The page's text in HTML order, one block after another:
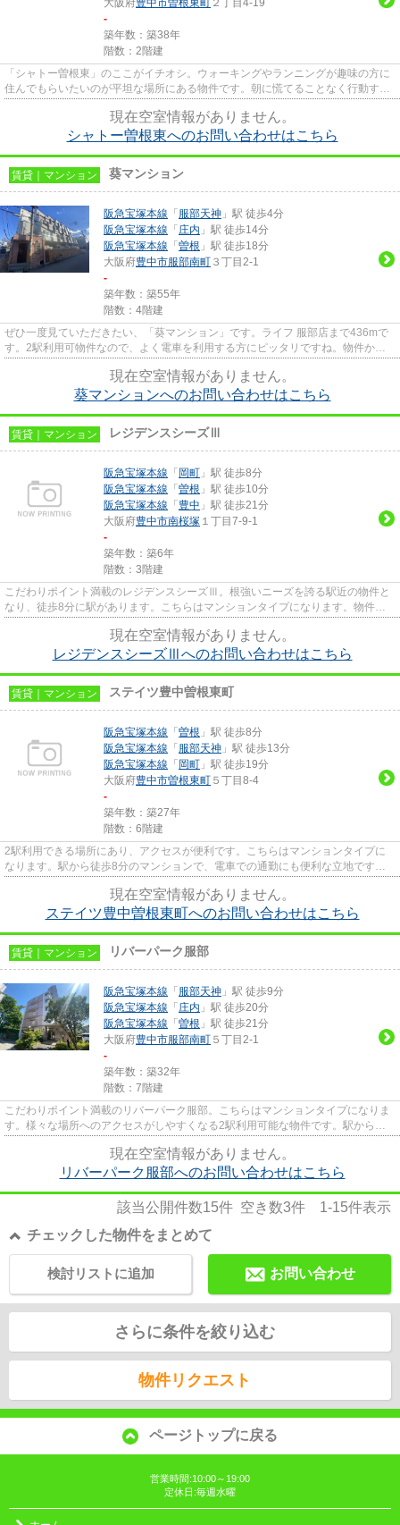
大阪府豊中市曽根東町 ２丁目4-19
-
築年数：築38年
階数：2階建
「シャトー曽根東」のここがイチオシ。ウォーキングやランニングが趣味の方に
住んでもらいたいのが平坦な場所にある物件です。朝に慌てることなく行動する
現在空室情報がありません。
シャトー曽根東へのお問い合わせはこちら
賃貸｜マンション 葵マンション
阪急宝塚本線 「 服部天神 」駅 徒歩4分
阪急宝塚本線 「 庄内 」駅 徒歩14分
阪急宝塚本線 「 曽根 」駅 徒歩18分
大阪府豊中市服部南町 ３丁目2-1
-
築年数：築55年
階数：4階建
ぜひ一度見ていただきたい、「葵マンション」です。ライフ 服部店まで436mで
す。2駅利用可物件なので、よく電車を利用する方にピッタリですね。物件から
現在空室情報がありません。
葵マンションへのお問い合わせはこちら
賃貸｜マンション レジデンスシーズⅢ
阪急宝塚本線 「 岡町 」駅 徒歩8分
阪急宝塚本線 「 曽根 」駅 徒歩10分
阪急宝塚本線 「 豊中 」駅 徒歩21分
大阪府豊中市南桜塚 １丁目7-9-1
-
築年数：築6年
階数：3階建
こだわりポイント満載のレジデンスシーズⅢ。根強いニーズを誇る駅近の物件と
なり、徒歩8分に駅があります。こちらはマンションタイプになります。物件の
現在空室情報がありません。
レジデンスシーズⅢへのお問い合わせはこちら
賃貸｜マンション ステイツ豊中曽根東町
阪急宝塚本線 「 曽根 」駅 徒歩8分
阪急宝塚本線 「 服部天神 」駅 徒歩13分
阪急宝塚本線 「 岡町 」駅 徒歩19分
大阪府豊中市曽根東町 ５丁目8-4
-
築年数：築27年
階数：6階建
2駅利用できる場所にあり、アクセスが便利です。こちらはマンションタイプに
なります。駅から徒歩8分のマンションで、電車での通勤にも便利な立地です。
現在空室情報がありません。
ステイツ豊中曽根東町へのお問い合わせはこちら
賃貸｜マンション リバーパーク服部
阪急宝塚本線 「 服部天神 」駅 徒歩9分
阪急宝塚本線 「 庄内 」駅 徒歩20分
阪急宝塚本線 「 曽根 」駅 徒歩21分
大阪府豊中市服部南町 ５丁目2-1
-
築年数：築32年
階数：7階建
こだわりポイント満載のリバーパーク服部。こちらはマンションタイプになりま
す。様々な場所へのアクセスがしやすくなる2駅利用可能な物件です。駅から徒
現在空室情報がありません。
リバーパーク服部へのお問い合わせはこちら
該当公開件数15件 空き数3件 1-15件表示
チェックした物件をまとめて
お問い合わせ
検討リストに追加
さらに条件を絞り込む
物件リクエスト
ページトップに戻る
営業時間:10:00～19:00
定休日:毎週水曜